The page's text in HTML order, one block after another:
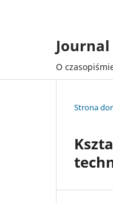
O
Strona